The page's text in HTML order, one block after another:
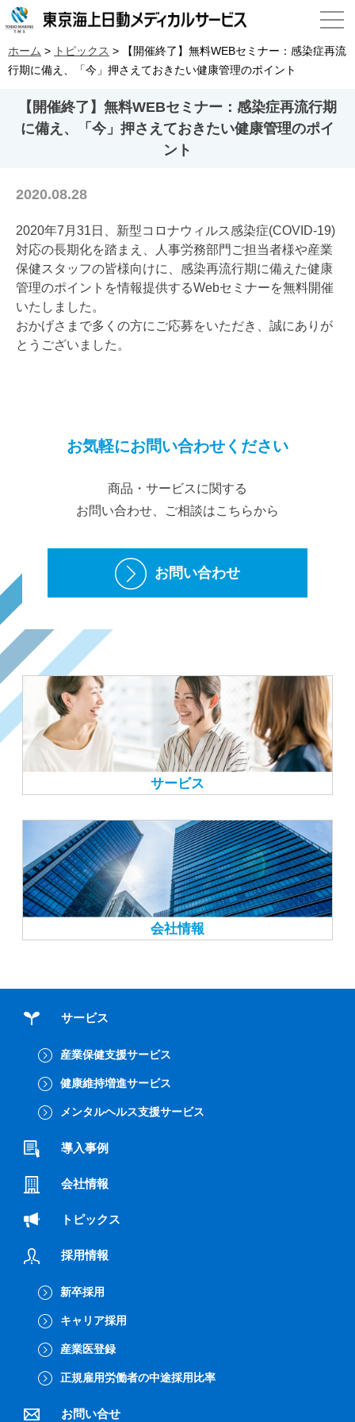
ホーム > トピックス >
【開催終了】無料WEBセミナー：感染症再流
行期に備え、「今」押さえておきたい健康管理のポイント
【開催終了】無料WEBセミナー：感染症再流行期
に備え、「今」押さえておきたい健康管理のポイ
ント
2020.08.28
2020年7月31日、新型コロナウィルス感染症(COVID-19)
対応の長期化を踏まえ、人事労務部門ご担当者様や産業
保健スタッフの皆様向けに、感染再流行期に備えた健康
管理のポイントを情報提供するWebセミナーを無料開催
いたしました。
おかげさまで多くの方にご応募をいただき、誠にありが
とうございました。
お気軽にお問い合わせください
商品・サービスに関する
お問い合わせ、ご相談はこちらから
お問い合わせ
サービス
会社情報
サービス
産業保健支援サービス
健康維持増進サービス
メンタルヘルス支援サービス
導入事例
会社情報
トピックス
採用情報
新卒採用
キャリア採用
産業医登録
正規雇用労働者の中途採用比率
お問い合せ